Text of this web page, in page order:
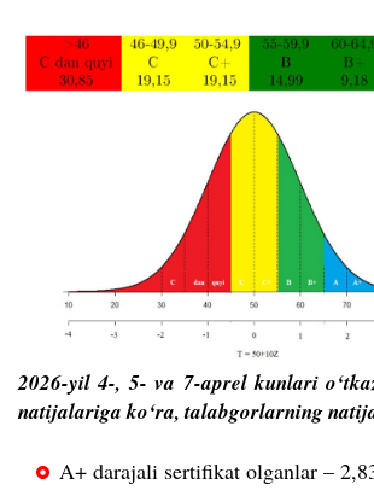
2026-yil 4-, 5- va 7-aprel kunlari
natijalariga ko‘ra, talabgorlarning
A+ darajali sertifikat olganlar –